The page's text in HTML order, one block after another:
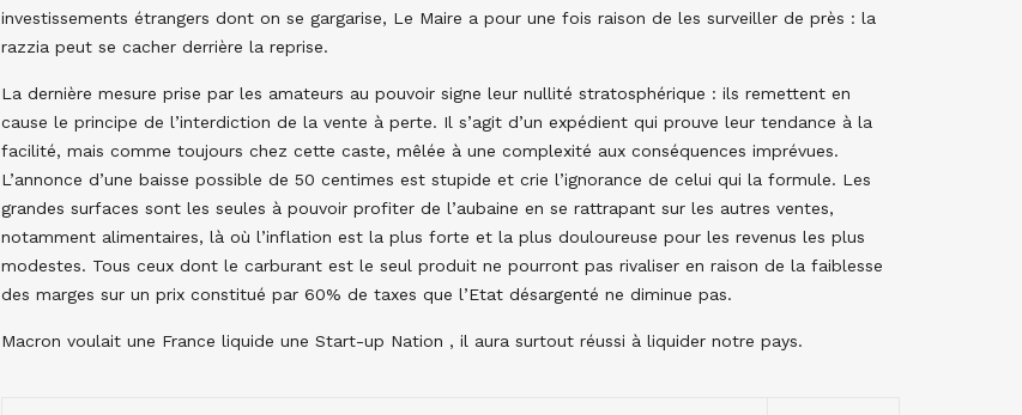
investissements étrangers dont on se gargarise, Le Maire a pour une fois raison de les surveiller de près : la
razzia peut se cacher derrière la reprise.
La dernière mesure prise par les amateurs au pouvoir signe leur nullité stratosphérique : ils remettent en
cause le principe de l’interdiction de la vente à perte. Il s’agit d’un expédient qui prouve leur tendance à la
facilité, mais comme toujours chez cette caste, mêlée à une complexité aux conséquences imprévues.
L’annonce d’une baisse possible de 50 centimes est stupide et crie l’ignorance de celui qui la formule. Les
grandes surfaces sont les seules à pouvoir profiter de l’aubaine en se rattrapant sur les autres ventes,
notamment alimentaires, là où l’inflation est la plus forte et la plus douloureuse pour les revenus les plus
modestes. Tous ceux dont le carburant est le seul produit ne pourront pas rivaliser en raison de la faiblesse
des marges sur un prix constitué par 60% de taxes que l’Etat désargenté ne diminue pas.
Macron voulait une France liquide une Start-up Nation , il aura surtout réussi à liquider notre pays.